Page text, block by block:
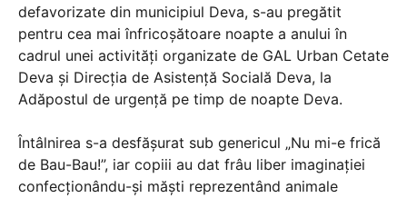
defavorizate din municipiul Deva, s-au pregătit
pentru cea mai înfricoșătoare noapte a anului în
cadrul unei activități organizate de GAL Urban Cetate
Deva și Direcția de Asistență Socială Deva, la
Adăpostul de urgență pe timp de noapte Deva.
Întâlnirea s-a desfășurat sub genericul „Nu mi-e frică
de Bau-Bau!”, iar copiii au dat frâu liber imaginației
confecționându-și măști reprezentând animale